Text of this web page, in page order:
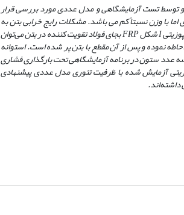
توسط تست آزمایشگاهی و مدل عددی مورد بررسی قرار
با وزن نسبتاً کممیباشد. مشکلات رایج خرابی بتن به
IشکلFRPبجای فولاد تقویت کننده در بتن می‌توان
نموده و پس از آن مقطع با بتن پر شده است. استوانه
عدد ستون در برنامه آزمایشگاهی تحت بارگذاری‌ فشاری
آزمایش شده با ظرفیت تئوری مدل عددی پیشنهادی
داشته‌اند.